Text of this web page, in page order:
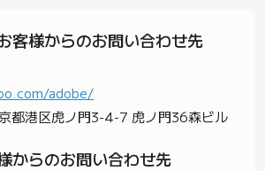
客様からのお問い合わせ先
adobe/
都港区虎ノ門3-4-7 虎ノ門36森ビル
からのお問い合わせ先